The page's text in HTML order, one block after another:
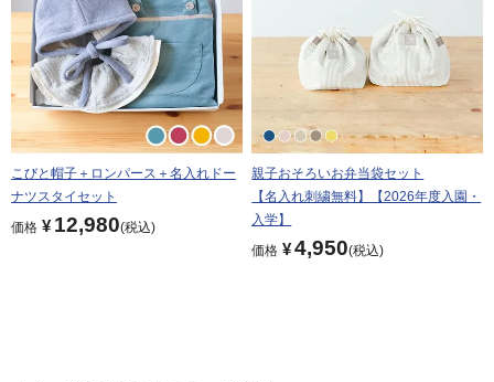
こびと帽子＋ロンパース＋名入れドー
ナツスタイセット
価格 ¥ 12,980 税込
親子おそろいお弁当袋セット
【名入れ刺繍無料】【2026年度入園・
入学】
価格 ¥4,950 税込